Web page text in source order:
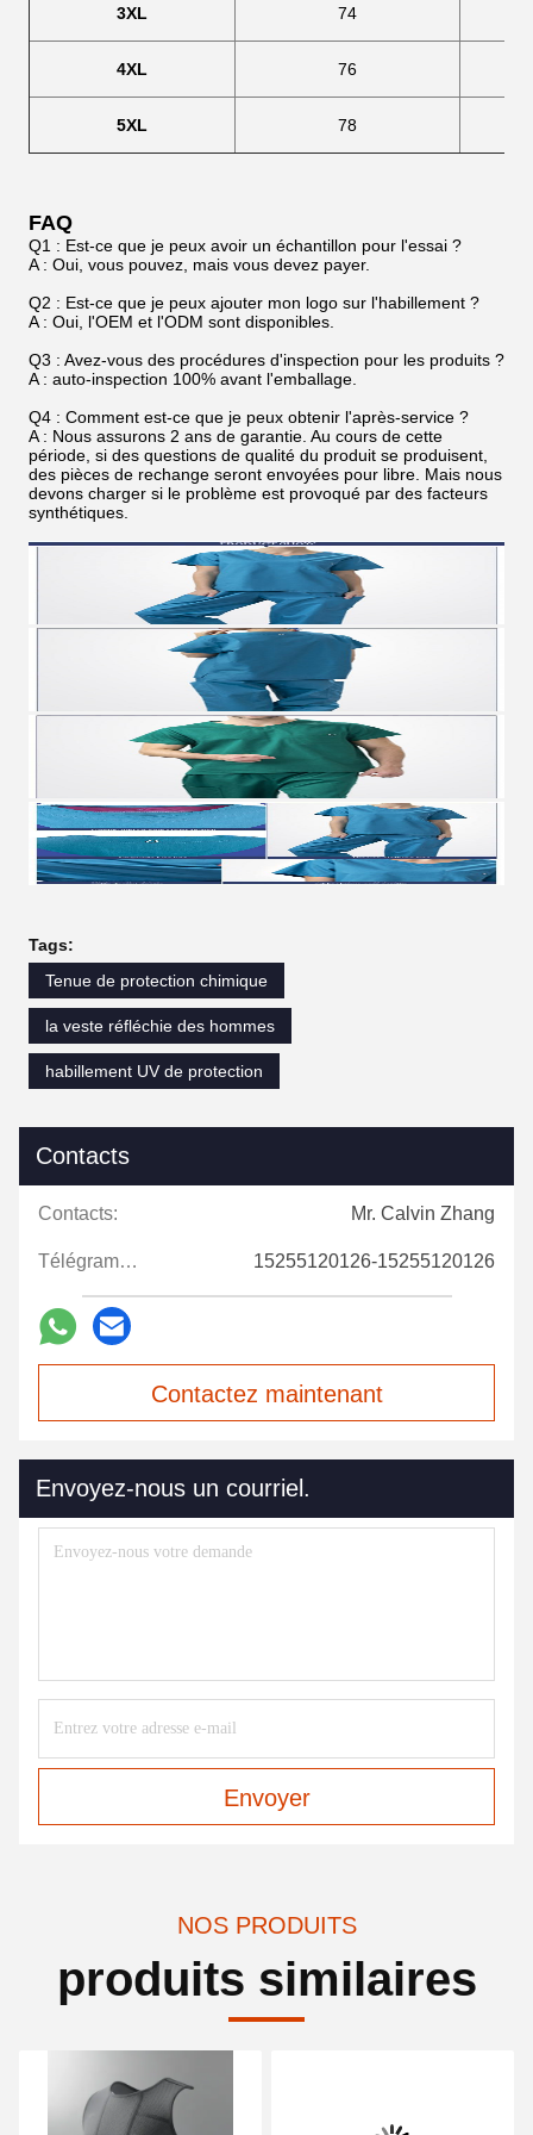
3XL 74
4XL 76
5XL 78
FAQ
Q1 : Est-ce que je peux avoir un échantillon pour l'essai ?
A : Oui, vous pouvez, mais vous devez payer.
Q2 : Est-ce que je peux ajouter mon logo sur l'habillement ?
A : Oui, l'OEM et l'ODM sont disponibles.
Q3 : Avez-vous des procédures d'inspection pour les produits ?
A : auto-inspection 100% avant l'emballage.
Q4 : Comment est-ce que je peux obtenir l'après-service ?
A : Nous assurons 2 ans de garantie. Au cours de cette
période, si des questions de qualité du produit se produisent,
des pièces de rechange seront envoyées pour libre. Mais nous
devons charger si le problème est provoqué par des facteurs
synthétiques.
Tags:
Tenue de protection chimique
la veste réfléchie des hommes
habillement UV de protection
Contacts
Contacts: Mr. Calvin Zhang
Télégramme: 15255120126-15255120126
Contactez maintenant
Envoyez-nous un courriel.
Envoyer
NOS PRODUITS
produits similaires